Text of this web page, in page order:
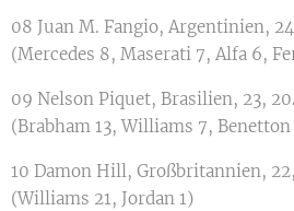
08 Juan M. Fangio, Argentinien,
(Mercedes 8, Maserati 7, Alfa 6,
09 Nelson Piquet, Brasilien, 23,
(Brabham 13, Williams 7, Benetton
10 Damon Hill, Großbritannien,
(Williams 21, Jordan 1)